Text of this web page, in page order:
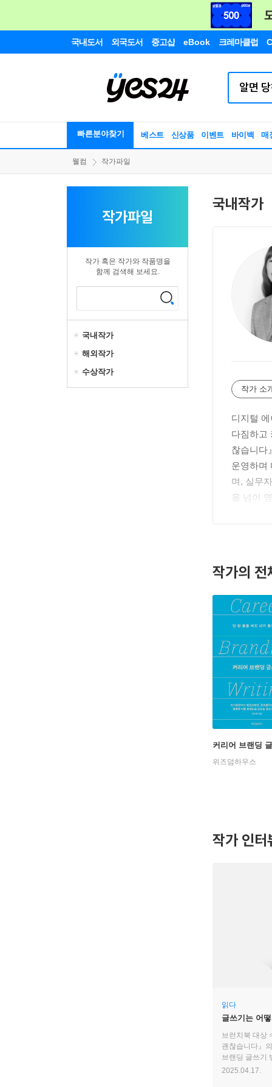
국내도서 외국도서 중고샵 eBook 크레마클럽
빠른분야찾기 베스트 신상품 이벤트 바이백 매
웰컴 작가파일
작가파일
작가 혹은 작가와 작품명을
함께 검색해 보세요.
국내작가
해외작가
수상작가
국내작가
작가 소
디지털
다짐하고
찮습니다
운영하며
며, 실무
을 넘어
이메일
작가의 전
커리어 브랜딩
위즈덤하우스
작가 인터
읽다
글쓰기는 어
브런치북 대상
괜찮습니다』
브랜딩 글쓰기
2025.04.17.